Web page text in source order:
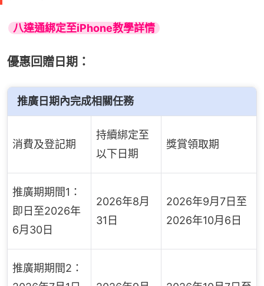
八達通綁定至iPhone教學詳情
優惠回贈日期：
推廣日期內完成相關任務
消費及登記期
持續綁定至
以下日期
獎賞領取期
推廣期期間1：
即日至2026年
6月30日
2026年8月
31日
2026年9月7日至
2026年10月6日
推廣期期間2：